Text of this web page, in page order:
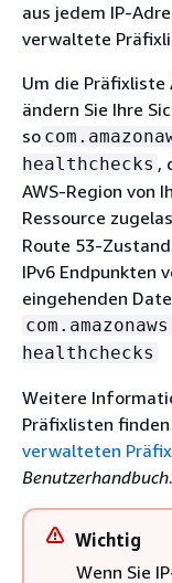
aus jedem IP-
verwaltete
Um die Präfixliste
ändern Sie Ihre
so
healthchecks ,
AWS-Region von
Ressource
Route 53-
IPv6 Endpunkten
eingehenden
healthchecks
Weitere
Präfixlisten
verwalteten
Benutzerhandbuch.
Wichtig
Wenn Sie